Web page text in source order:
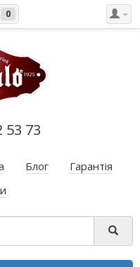
0
73
Блог
Гарантія